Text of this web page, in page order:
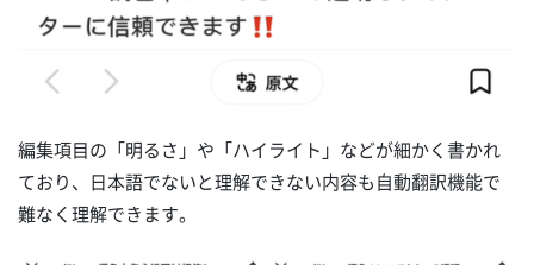
編集項目の「明るさ」や「ハイライト」などが細かく書かれ
ており、日本語でないと理解できない内容も自動翻訳機能で
難なく理解できます。